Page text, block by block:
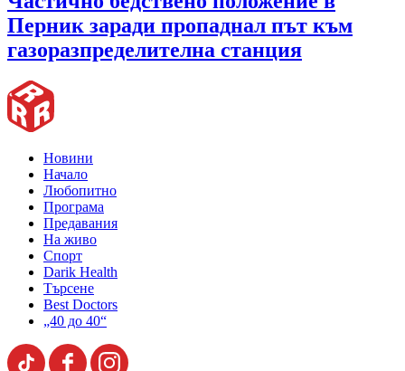
Перник заради пропаднал път към
газоразпределителна станция
Новини
Начало
Любопитно
Програма
Предавания
На живо
Спорт
Darik Health
Търсене
Best Doctors
„40 до 40“